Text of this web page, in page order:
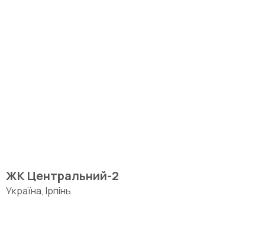
ЖК Центральний-2
Україна, Ірпінь